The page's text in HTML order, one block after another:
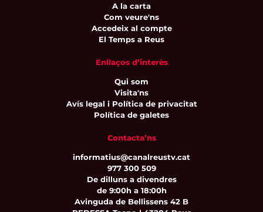
A la carta
Com veure'ns
Accedeix al compte
El Temps a Reus
Enllaços d’interès
Qui som
Visita'ns
Avís legal i Política de privacitat
Política de galetes
Contacta’ns
informatius@canalreustv.cat
977 300 509
De dilluns a divendres
de 9:00h a 18:00h
Avinguda de Bellissens 42 B